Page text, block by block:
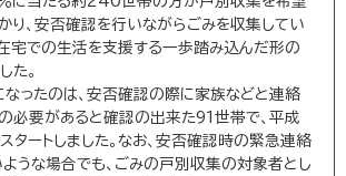
り、安否確認を行いながらごみを収集してい
宅での生活を支援する一歩踏み込んだ形の
た。
ったのは、安否確認の際に家族などと連絡
必要があると確認の出来た91世帯で、平成
ートしました。なお、安否確認時の緊急連絡
うな場合でも、ごみの戸別収集の対象者とし